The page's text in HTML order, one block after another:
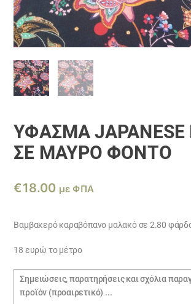
ΎΦΑΣΜΑ JAPANESE
ΣΕ ΜΑΎΡΟ ΦΌΝΤΟ
€18.00 με ΦΠΑ
Βαμβακερό καραβόπανο μαλακό σε 2.80
18 ευρώ το μέτρο
Σημειώσεις
παραγγελίας